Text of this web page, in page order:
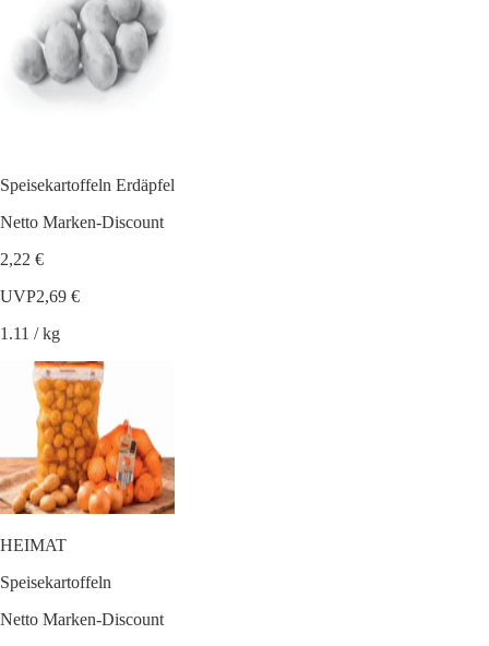
Speisekartoffeln Erdäpfel
Netto Marken-Discount
2,22 €
UVP2,69 €
1.11 / kg
HEIMAT
Speisekartoffeln
Netto Marken-Discount